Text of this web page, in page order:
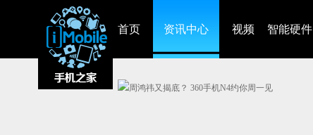
首页 资讯中心 视频 智能硬件